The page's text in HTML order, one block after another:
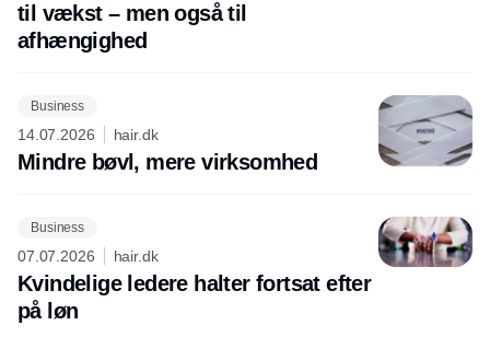
til vækst – men også til
afhængighed
Business
14.07.2026 hair.dk
Mindre bøvl, mere virksomhed
Business
07.07.2026 hair.dk
Kvindelige ledere halter fortsat efter
på løn